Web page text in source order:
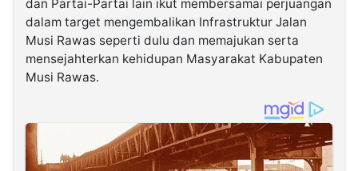
dan Partai-Partai lain ikut membersamai perjuangan
dalam target mengembalikan Infrastruktur Jalan
Musi Rawas seperti dulu dan memajukan serta
mensejahterkan kehidupan Masyarakat Kabupaten
Musi Rawas.